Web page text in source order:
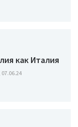
как Италия